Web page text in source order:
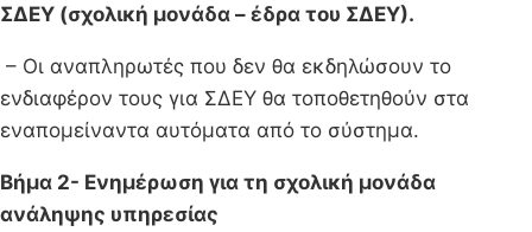
ΣΔΕΥ (σχολική μονάδα – έδρα του ΣΔΕΥ).
– Οι αναπληρωτές που δεν θα εκδηλώσουν το
ενδιαφέρον τους για ΣΔΕΥ θα τοποθετηθούν στα
εναπομείναντα αυτόματα από το σύστημα.
Βήμα 2- Ενημέρωση για τη σχολική μονάδα
ανάληψης υπηρεσίας